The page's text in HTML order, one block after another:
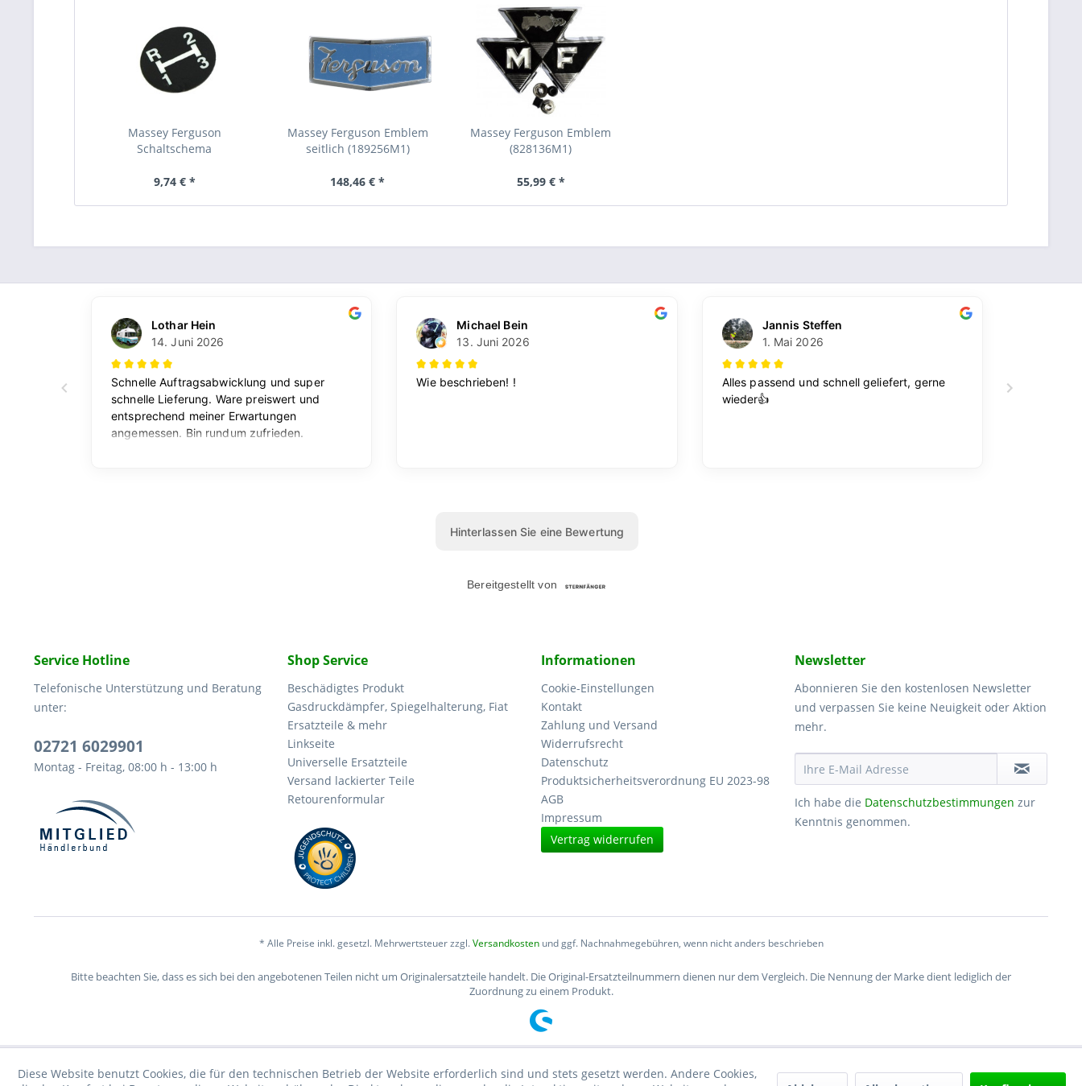
Massey Ferguson
Schaltschema
9,74 € *
Massey Ferguson Emblem
seitlich (189256M1)
148,46 € *
Massey Ferguson Emblem
(828136M1)
55,99 € *
Service Hotline
Telefonische Unterstützung und Beratung
unter:
02721 6029901
Montag - Freitag, 08:00 h - 13:00 h
Shop Service
Beschädigtes Produkt
Gasdruckdämpfer, Spiegelhalterung, Fiat
Ersatzteile & mehr
Linkseite
Universelle Ersatzteile
Versand lackierter Teile
Retourenformular
Informationen
Cookie-Einstellungen
Kontakt
Zahlung und Versand
Widerrufsrecht
Datenschutz
Produktsicherheitsverordnung EU 2023-98
AGB
Impressum
Vertrag widerrufen
Newsletter
Abonnieren Sie den kostenlosen Newsletter
und verpassen Sie keine Neuigkeit oder Aktion
mehr.
Ich habe die Datenschutzbestimmungen zur
Kenntnis genommen.
* Alle Preise inkl. gesetzl. Mehrwertsteuer zzgl.Versandkostenund ggf. Nachnahmegebühren, wenn nicht anders beschrieben
Bitte beachten Sie, dass es sich bei den angebotenen Teilen nicht um Originalersatzteile handelt. Die Original-Ersatzteilnummern dienen nur dem Vergleich. Die Nennung der Marke dient lediglich der
Zuordnung zu einem Produkt.
Diese Website benutzt Cookies, die für den technischen Betrieb der Website erforderlich sind und stets gesetzt werden. Andere Cookies,